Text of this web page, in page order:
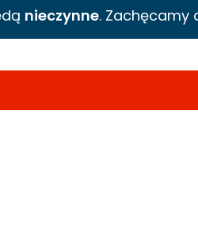
nieczynne. Zachęcamy